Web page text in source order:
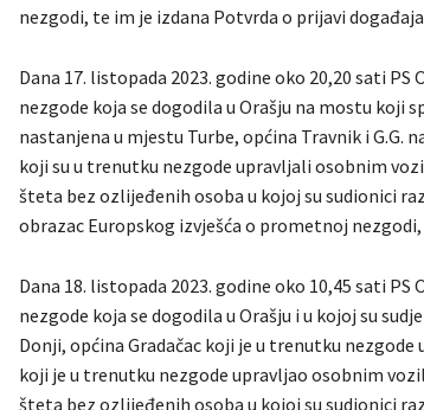
nezgodi, te im je izdana Potvrda o prijavi
Dana 17. listopada 2023. godine oko 20,20 sati
nezgode koja se dogodila u Orašju na mostu koji
nastanjena u mjestu Turbe, općina Travnik i G.G.
koji su u trenutku nezgode upravljali osobnim
šteta bez ozlijeđenih osoba u kojoj su sudionici
obrazac Europskog izvješća o prometnoj
Dana 18. listopada 2023. godine oko 10,45 sati
nezgode koja se dogodila u Orašju i u kojoj su
Donji, općina Gradačac koji je u trenutku
koji je u trenutku nezgode upravljao osobnim
šteta bez ozlijeđenih osoba u kojoj su sudionici